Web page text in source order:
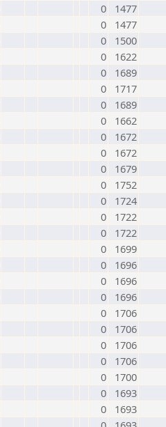
0
1477
0
1477
0
1500
0
1622
0
1689
0
1717
0
1689
0
1662
0
1672
0
1672
0
1679
0
1752
0
1724
0
1722
0
1722
0
1699
0
1696
0
1696
0
1696
0
1706
0
1706
0
1706
0
1706
0
1700
0
1693
0
1693